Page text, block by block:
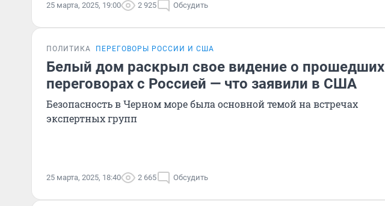
25 марта, 2025, 19:00 2 925 Обсудить
ПОЛИТИКА ПЕРЕГОВОРЫ РОССИИ И США
Белый дом раскрыл свое видение о прошедших
переговорах с Россией — что заявили в США
Безопасность в Черном море была основной темой на встречах
экспертных групп
25 марта, 2025, 18:40 2 665 Обсудить